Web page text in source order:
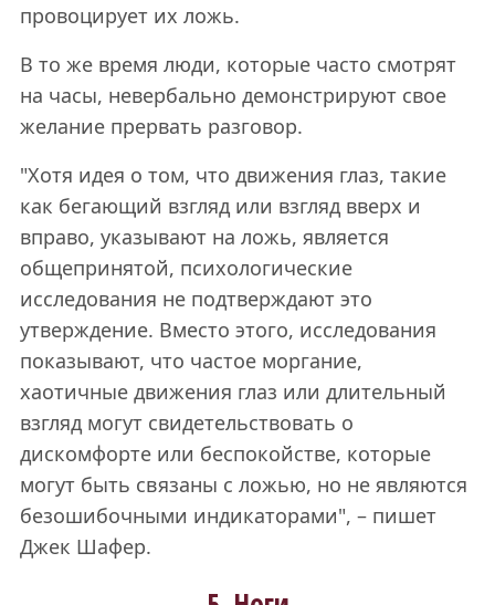
провоцирует их ложь.
В то же время люди, которые часто смотрят
на часы, невербально демонстрируют свое
желание прервать разговор.
"Хотя идея о том, что движения глаз, такие
как бегающий взгляд или взгляд вверх и
вправо, указывают на ложь, является
общепринятой, психологические
исследования не подтверждают это
утверждение. Вместо этого, исследования
показывают, что частое моргание,
хаотичные движения глаз или длительный
взгляд могут свидетельствовать о
дискомфорте или беспокойстве, которые
могут быть связаны с ложью, но не являются
безошибочными индикаторами", – пишет
Джек Шафер.